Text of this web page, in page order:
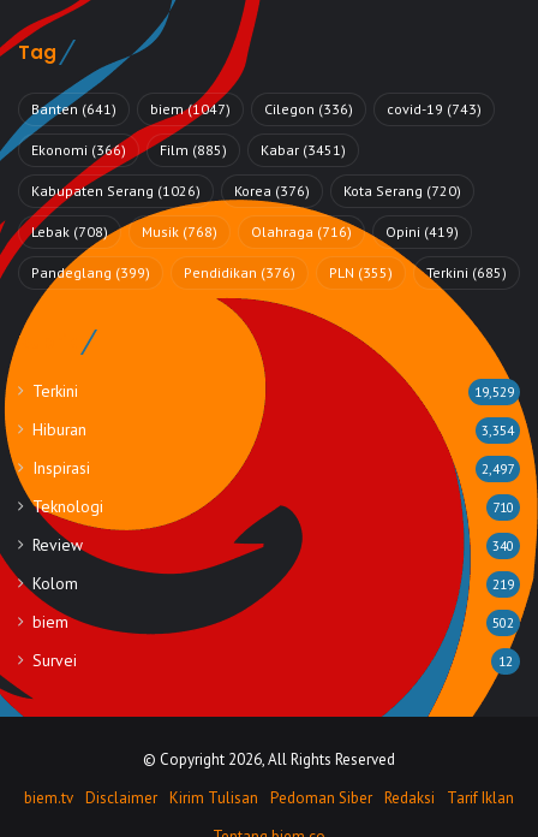
Tag
Banten (641) biem(1047) Cilegon (336) covid-19 (743)
Ekonomi (366) Film (885) Kabar (3451)
Kabupaten Serang (1026) Korea (376) Kota Serang (720)
Lebak (708) Musik (768) Olahraga (716) Opini (419)
Pandeglang (399) Pendidikan (376) PLN (355) Terkini (685)
Rubrik
Terkini 19,529
Hiburan 3,354
Inspirasi 2,497
Teknologi 710
Review 340
Kolom 219
biem 502
Survei 12
© Copyright 2026, All Rights Reserved
biem.tv Disclaimer Kirim Tulisan Pedoman Siber Redaksi
Tarif Iklan